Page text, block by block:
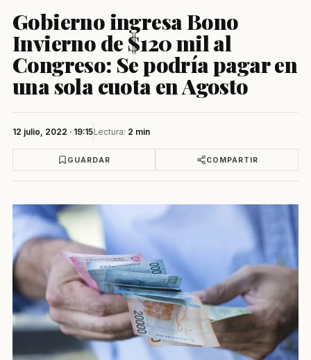
Gobierno ingresa Bono
Invierno de $120 mil al
Congreso: Se podría pagar en
una sola cuota en Agosto
12 julio, 2022 · 19:15Lectura: 2 min
GUARDAR COMPARTIR